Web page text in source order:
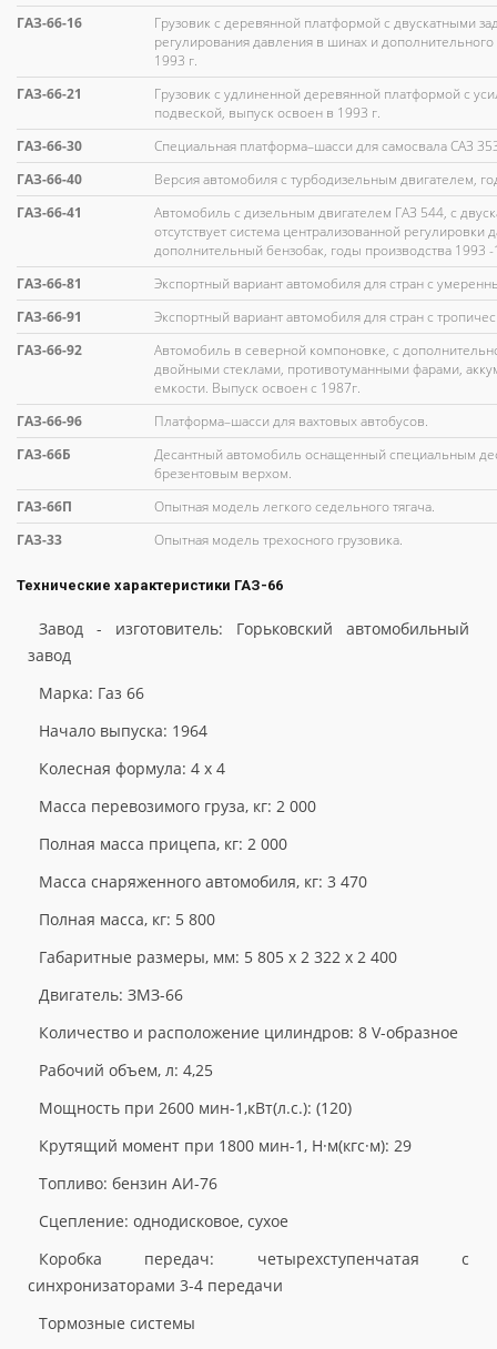
ГАЗ-66-16
Грузовик с деревянной платформой с двускатными
регулирования давления в шинах и
1993 г.
ГАЗ-66-21
Грузовик с удлиненной деревянной платформой с
подвеской, выпуск освоен в 1993 г.
ГАЗ-66-30
Специальная платформа–шасси для самосвала САЗ
ГАЗ-66-40
Версия автомобиля с турбодизельным двигателем,
ГАЗ-66-41
Автомобиль с дизельным двигателем ГАЗ 544, с
отсутствует система централизованной регулировки
дополнительный бензобак, годы производства 1993
ГАЗ-66-81
Экспортный вариант автомобиля для стран с
ГАЗ-66-91
Экспортный вариант автомобиля для стран с
ГАЗ-66-92
Автомобиль в северной компоновке, с
двойными стеклами, противотуманными фарами,
емкости. Выпуск освоен с 1987г.
ГАЗ-66-96
Платформа–шасси для вахтовых автобусов.
ГАЗ-66Б
Десантный автомобиль оснащенный специальным
брезентовым верхом.
ГАЗ-66П
Опытная модель легкого седельного тягача.
ГАЗ-33
Опытная модель трехосного грузовика.
Технические характеристики ГАЗ-66
Завод - изготовитель: Горьковский автомобильный
завод
Марка: Газ 66
Начало выпуска: 1964
Колесная формула: 4 х 4
Масса перевозимого груза, кг: 2 000
Полная масса прицепа, кг: 2 000
Масса снаряженного автомобиля, кг: 3 470
Полная масса, кг: 5 800
Габаритные размеры, мм: 5 805 х 2 322 х 2 400
Двигатель: ЗМЗ-66
Количество и расположение цилиндров: 8 V-образное
Рабочий объем, л: 4,25
Мощность при 2600 мин-1,кВт(л.с.): (120)
Крутящий момент при 1800 мин-1, Н·м(кгс·м): 29
Топливо: бензин АИ-76
Сцепление: однодисковое, сухое
Коробка передач: четырехступенчатая с
синхронизаторами 3-4 передачи
Тормозные системы